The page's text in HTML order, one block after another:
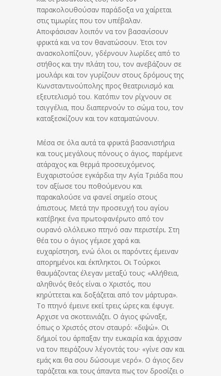
παρακολουθούσαν παράδοξα να χαίρεται
στις τιμωρίες που τον υπέβαλαν.
Αποφάσισαν λοιπόν να τον βασανίσουν
φρικτά και να τον θανατώσουν. Έτσι τον
ανασκολοπίζουν, γδέρνουν λωρίδες από το
στήθος και την πλάτη του, τον ανεβάζουν σε
μουλάρι και τον γυρίζουν στους δρόμους της
Κωνσταντινούπολης προς θεατρινισμό και
εξευτελισμό του. Κατόπιν τον ρίχνουν σε
τσιγγέλια, που διαπερνούν το σώμα του, τον
καταξεσκίζουν και τον καταματώνουν.
Μέσα σε όλα αυτά τα φρικτά βασανιστήρια
και τους μεγάλους πόνους ο άγιος, παρέμενε
ατάραχος και θερμά προσευχόμενος.
Ευχαριστούσε εγκάρδια την Αγία Τριάδα που
τον αξίωσε του ποθούμενου και
παρακαλούσε να φανεί σημείο στους
άπιστους. Μετά την προσευχή του αγίου
κατέβηκε ένα πρωτοφανέρωτο από τον
ουρανό ολόλευκο πτηνό σαν περιστέρι. Στη
θέα του ο άγιος γέμισε χαρά και
ευχαρίστηση, ενώ όλοι οι παρόντες έμειναν
απορημένοι και έκπληκτοι. Οι Τούρκοι
θαυμάζοντας έλεγαν μεταξύ τους: «Αλήθεια,
αληθινός θεός είναι ο Χριστός, που
κηρύττεται και δοξάζεται από τον μάρτυρα».
Το πτηνό έμεινε εκεί τρεις ώρες και έφυγε.
Αρχισε να σκοτεινιάζει. Ο άγιος φώναξε,
όπως ο Χριστός στον σταυρό: «διψώ». Οι
δήμιοί του άρπαξαν την ευκαιρία και άρχισαν
να τον πειράζουν λέγοντάς του· «γίνε σαν και
εμάς και θα σου δώσουμε νερό». Ο άγιος δεν
ταράζεται και τους άπαντα πως τον δροσίζει ο